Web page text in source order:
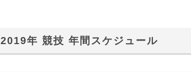
2019年 競技 年間スケジュール